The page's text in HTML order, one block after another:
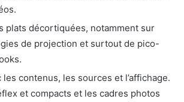
plats décortiquées, notamment sur
de projection et surtout de pico-
contenus, les sources et l’affichage.
et compacts et les cadres photos